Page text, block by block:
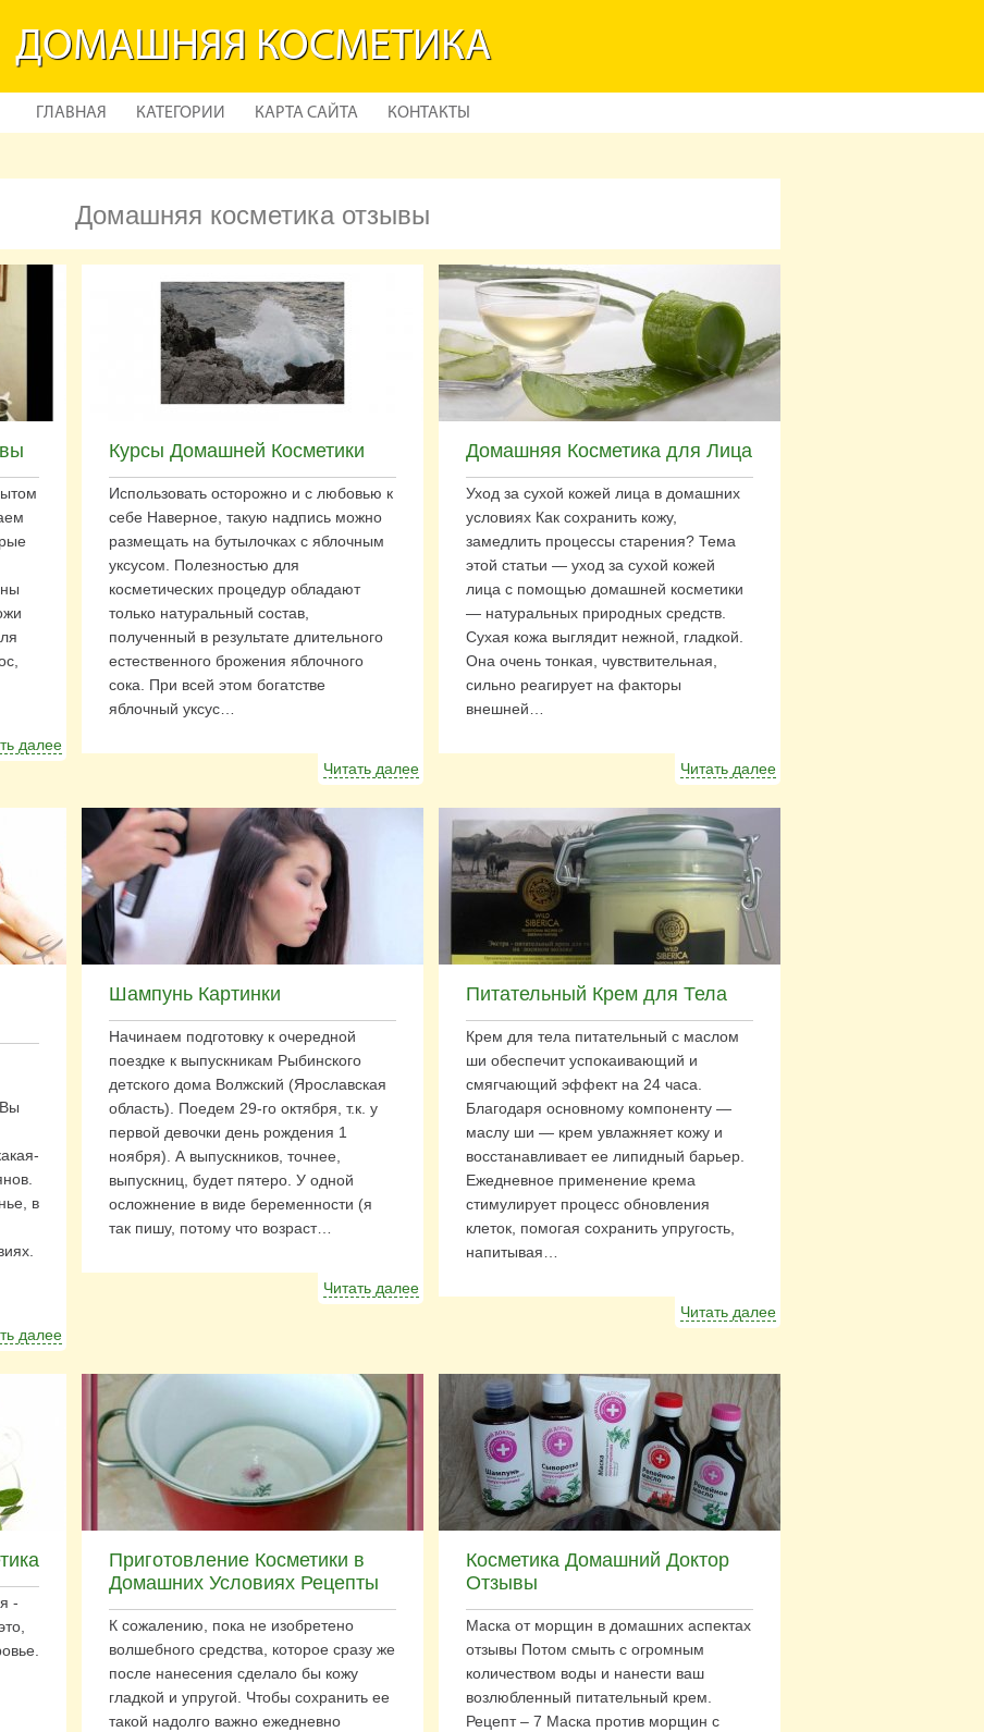
ДОМАШНЯЯ КОСМЕТИКА
ГЛАВНАЯ КАТЕГОРИИ КАРТА САЙТА КОНТАКТЫ
Домашняя косметика отзывы
далее
Курсы Домашней Косметики
Использовать осторожно и с любовью к
себе Наверное, такую надпись можно
размещать на бутылочках с яблочным
уксусом. Полезностью для
косметических процедур обладают
только натуральный состав,
полученный в результате длительного
естественного брожения яблочного
сока. При всей этом богатстве
яблочный уксус…
Читать далее
Домашняя Косметика для Лица
Уход за сухой кожей лица в домашних
условиях Как сохранить кожу,
замедлить процессы старения? Тема
этой статьи — уход за сухой кожей
лица с помощью домашней косметики
— натуральных природных средств.
Сухая кожа выглядит нежной, гладкой.
Она очень тонкая, чувствительная,
сильно реагирует на факторы
внешней…
Читать далее
в
далее
Шампунь Картинки
Начинаем подготовку к очередной
поездке к выпускникам Рыбинского
детского дома Волжский (Ярославская
область). Поедем 29-го октября, т.к. у
первой девочки день рождения 1
ноября). А выпускников, точнее,
выпускниц, будет пятеро. У одной
осложнение в виде беременности (я
так пишу, потому что возраст…
Читать далее
Питательный Крем для Тела
Крем для тела питательный с маслом
ши обеспечит успокаивающий и
смягчающий эффект на 24 часа.
Благодаря основному компоненту —
маслу ши — крем увлажняет кожу и
восстанавливает ее липидный барьер.
Ежедневное применение крема
стимулирует процесс обновления
клеток, помогая сохранить упругость,
напитывая…
Читать далее
-
Приготовление Косметики в
Домашних Условиях Рецепты
К сожалению, пока не изобретено
волшебного средства, которое сразу же
после нанесения сделало бы кожу
гладкой и упругой. Чтобы сохранить ее
такой надолго важно ежедневно
Косметика Домашний Доктор
Отзывы
Маска от морщин в домашних аспектах
отзывы Потом смыть с огромным
количеством воды и нанести ваш
возлюбленный питательный крем.
Рецепт – 7 Маска против морщин с